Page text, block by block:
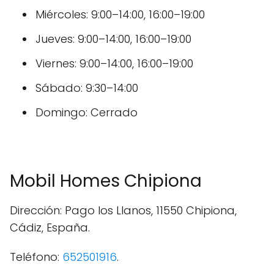
Miércoles: 9:00–14:00, 16:00–19:00
Jueves: 9:00–14:00, 16:00–19:00
Viernes: 9:00–14:00, 16:00–19:00
Sábado: 9:30–14:00
Domingo: Cerrado
Mobil Homes Chipiona
Dirección: Pago los Llanos, 11550 Chipiona,
Cádiz, España.
Teléfono: 652501916.